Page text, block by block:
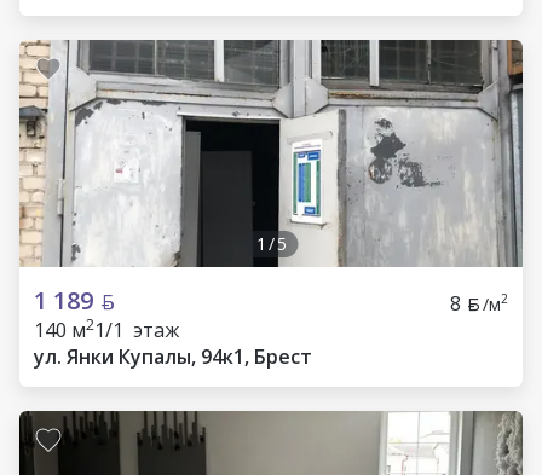
1 /5
1 189 8 /м2
140 м21/1 этаж
ул. Янки Купалы, 94к1, Брест